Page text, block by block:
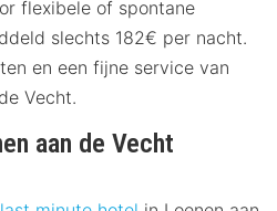
flexibele of spontane
slechts 182€ per nacht.
en een fijne service van
Vecht.
aan de Vecht